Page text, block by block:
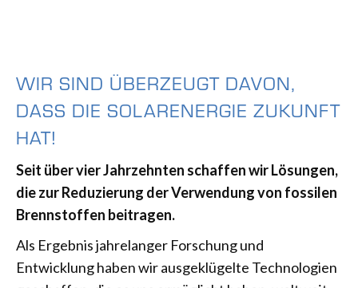
WIR SIND ÜBERZEUGT DAVON,
DASS DIE SOLARENERGIE ZUKUNFT
HAT!
Seit über vier Jahrzehnten schaffen wir Lösungen,
die zur Reduzierung der Verwendung von fossilen
Brennstoffen beitragen.
Als Ergebnis jahrelanger Forschung und
Entwicklung haben wir ausgeklügelte Technologien